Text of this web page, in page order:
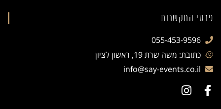
פרטי התקשרות
055-453-9596
כתובת: משה שרת 19, ראשון לציון
info@say-events.co.il